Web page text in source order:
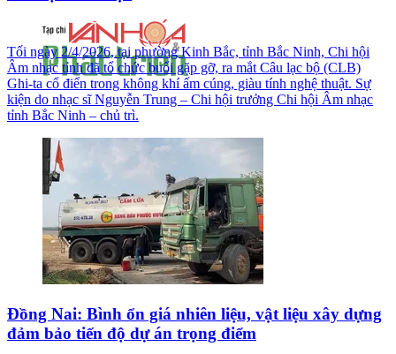
Tối ngày 2/4/2026, tại phường Kinh Bắc, tỉnh Bắc Ninh, Chi hội
Âm nhạc tỉnh đã tổ chức buổi gặp gỡ, ra mắt Câu lạc bộ (CLB)
Ghi-ta cổ điển trong không khí ấm cúng, giàu tính nghệ thuật. Sự
kiện do nhạc sĩ Nguyễn Trung – Chi hội trưởng Chi hội Âm nhạc
tỉnh Bắc Ninh – chủ trì.
Đồng Nai: Bình ổn giá nhiên liệu, vật liệu xây dựng
đảm bảo tiến độ dự án trọng điểm